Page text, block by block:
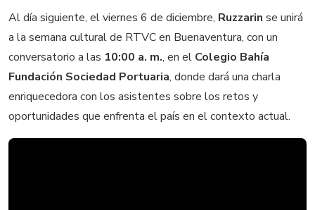
Al día siguiente, el viernes 6 de diciembre, Ruzzarin se unirá
a la semana cultural de RTVC en Buenaventura, con un
conversatorio a las 10:00 a. m., en el Colegio Bahía
Fundación Sociedad Portuaria, donde dará una charla
enriquecedora con los asistentes sobre los retos y
oportunidades que enfrenta el país en el contexto actual.